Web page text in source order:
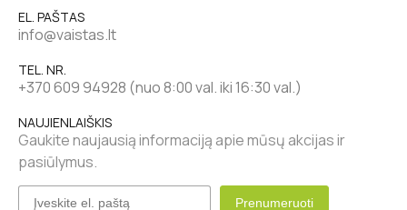
EL. PAŠTAS
info@vaistas.lt
TEL. NR.
+370 609 94928 (nuo 8:00 val. iki 16:30 val.)
NAUJIENLAIŠKIS
Gaukite naujausią informaciją apie mūsų akcijas ir
pasiūlymus.